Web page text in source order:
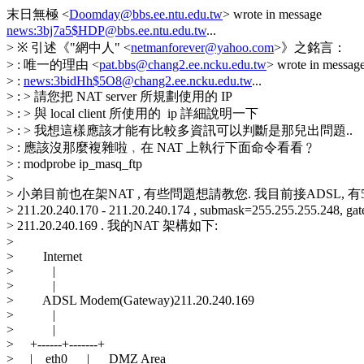
末日無極 <Doomday@bbs.ee.ntu.edu.tw> wrote in message
news:3bj7a5$HDP@bbs.ee.ntu.edu.tw...
> ※ 引述《"網中人" <netmanforever@yahoo.com>》之銘言：
> : 唯一的理由 <pat.bbs@chang2.ee.ncku.edu.tw> wrote in
> : news:3bidHh$5O8@chang2.ee.ncku.edu.tw...
> : > 請您把 NAT server 所規劃使用的 IP
> : > 與 local client 所使用的 ip 詳細說明一下
> : > 我想這樣應該才能有比較多資訊可以判斷是那兒出問題..
> : 應該沒那麼複雜啦﹐在 NAT 上執行下面命令看看﹖
> : modprobe ip_masq_ftp
>
> 小弟目前也在架NAT , 有些問題想請教您. 我目前接ADSL, 有
> 211.20.240.170 - 211.20.240.174 , submask=255.255.255.248,
> 211.20.240.169 . 我的NAT 架構如下:
>
> Internet
> |
> |
> ADSL Modem(Gateway)211.20.240.169
> |
> |
> +------+-------+
> | eth0 | DMZ Area